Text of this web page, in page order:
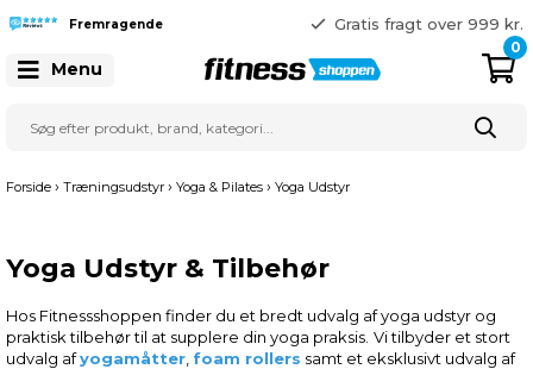
Gratis fragt over 999 kr.
41 128 128
Fremragende
Menu
0
Forside › Træningsudstyr › Yoga & Pilates › Yoga Udstyr
Yoga Udstyr & Tilbehør
Hos Fitnessshoppen finder du et bredt udvalg af yoga udstyr og
praktisk tilbehør til at supplere din yoga praksis. Vi tilbyder et stort
udvalg afyogamåtter foam rollers samt et eksklusivt udvalg af